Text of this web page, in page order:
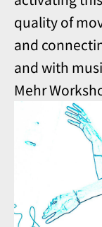
quality of
and
and with
Mehr